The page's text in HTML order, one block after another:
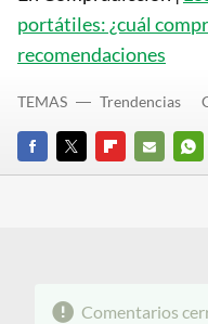
portátiles: ¿cuál
recomendaciones
FACEBOOK
TWITTERFLIPBOARD
E-
TEMAS Trendencias
Comentarios